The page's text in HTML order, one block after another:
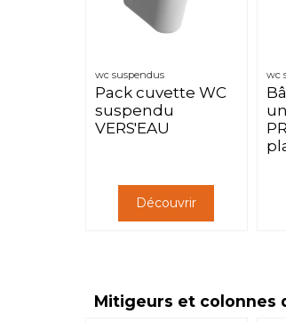
wc suspendus
Pack cuvette WC
suspendu
VERS'EAU
Découvrir
wc
Mitigeurs et colonnes